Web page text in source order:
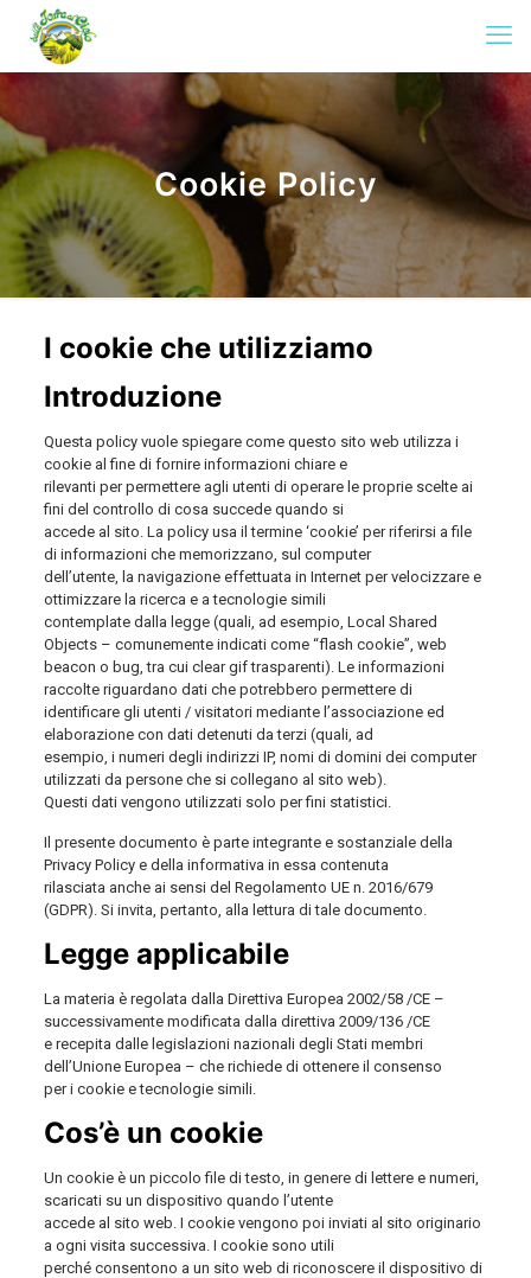
Cookie Policy
I cookie che utilizziamo
Introduzione
Questa policy vuole spiegare come questo sito web utilizza i
cookie al fine di fornire informazioni chiare e
rilevanti per permettere agli utenti di operare le proprie scelte ai
fini del controllo di cosa succede quando si
accede al sito. La policy usa il termine ‘cookie’ per riferirsi a file
di informazioni che memorizzano, sul computer
dell’utente, la navigazione effettuata in Internet per velocizzare e
ottimizzare la ricerca e a tecnologie simili
contemplate dalla legge (quali, ad esempio, Local Shared
Objects – comunemente indicati come “flash cookie”, web
beacon o bug, tra cui clear gif trasparenti). Le informazioni
raccolte riguardano dati che potrebbero permettere di
identificare gli utenti / visitatori mediante l’associazione ed
elaborazione con dati detenuti da terzi (quali, ad
esempio, i numeri degli indirizzi IP, nomi di domini dei computer
utilizzati da persone che si collegano al sito web).
Questi dati vengono utilizzati solo per fini statistici.
Il presente documento è parte integrante e sostanziale della
Privacy Policy e della informativa in essa contenuta
rilasciata anche ai sensi del Regolamento UE n. 2016/679
(GDPR). Si invita, pertanto, alla lettura di tale documento.
Legge applicabile
La materia è regolata dalla Direttiva Europea 2002/58 /CE –
successivamente modificata dalla direttiva 2009/136 /CE
e recepita dalle legislazioni nazionali degli Stati membri
dell’Unione Europea – che richiede di ottenere il consenso
per i cookie e tecnologie simili.
Cos’è un cookie
Un cookie è un piccolo file di testo, in genere di lettere e numeri,
scaricati su un dispositivo quando l’utente
accede al sito web. I cookie vengono poi inviati al sito originario
a ogni visita successiva. I cookie sono utili
perché consentono a un sito web di riconoscere il dispositivo di